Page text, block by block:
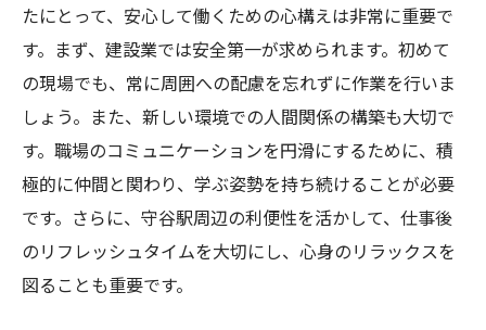
たにとって、安心して働くための心構えは非常に重要で
す。まず、建設業では安全第一が求められます。初めて
の現場でも、常に周囲への配慮を忘れずに作業を行いま
しょう。また、新しい環境での人間関係の構築も大切で
す。職場のコミュニケーションを円滑にするために、積
極的に仲間と関わり、学ぶ姿勢を持ち続けることが必要
です。さらに、守谷駅周辺の利便性を活かして、仕事後
のリフレッシュタイムを大切にし、心身のリラックスを
図ることも重要です。